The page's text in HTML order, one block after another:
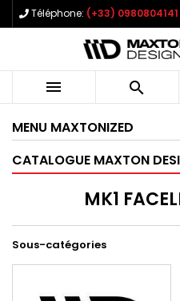
Téléphone: (+33) 0980804141
 
MENU MAXTONIZED
CATALOGUE MAXTON
MK1
Sous-catégories